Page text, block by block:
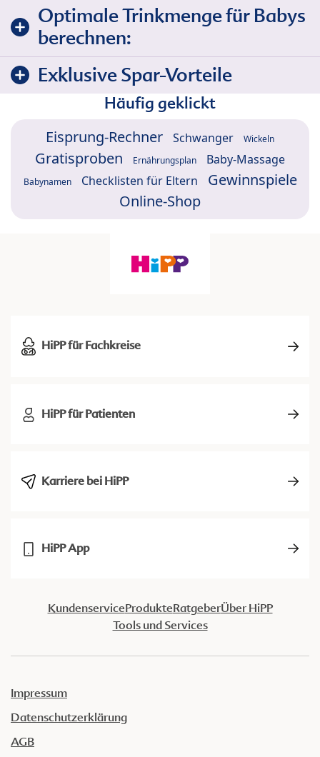
Optimale Trinkmenge für Babys
berechnen:
Exklusive Spar-Vorteile
Häufig geklickt
Eisprung-Rechner Schwanger Wickeln
Gratisproben Ernährungsplan Baby-Massage
Babynamen Checklisten für Eltern
Gewinnspiele
Online-Shop
HiPP für Fachkreise
HiPP für Patienten
Karriere bei HiPP
HiPP App
KundenserviceProdukteRatgeberÜber HiPP
Tools und Services
Impressum
Datenschutzerklärung
AGB